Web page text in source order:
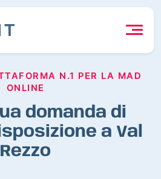
N.1 PER LA MAD
ONLINE
domanda di
a Val
Rezzo